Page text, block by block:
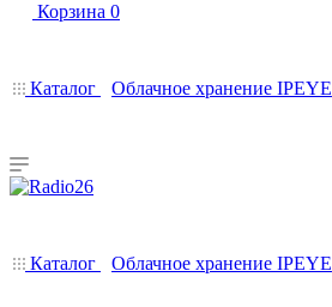
Корзина 0
Каталог Облачное хранение IPEYE
Каталог Облачное хранение IPEYE